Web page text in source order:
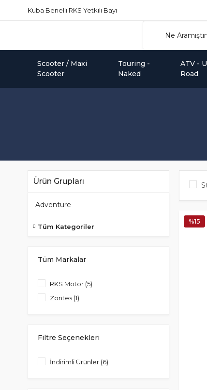
Kuba Benelli RKS Yetkili Bayi
Scooter / Maxi
Scooter
Touring -
Naked
ATV -
Road
Ürün Grupları
Adventure
Tüm Kategoriler
Tüm Markalar
RKS Motor (5)
Zontes (1)
Filtre Seçenekleri
İndirimli Ürünler (6)
%15